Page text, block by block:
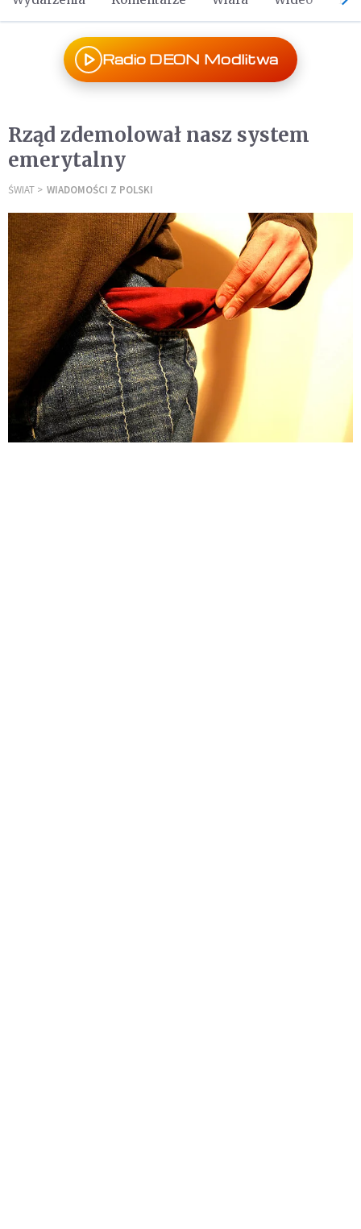
Radio DEON Modlitwa
Rząd zdemolował nasz system
emerytalny
ŚWIAT WIADOMOŚCI Z POLSKI